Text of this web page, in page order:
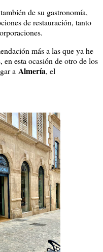
de su gastronomía,
de restauración, tanto
más a las que ya he
esta ocasión de otro de los
a Almería, el